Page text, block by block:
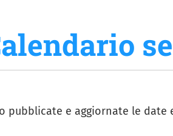
pubblicate e aggiornate le